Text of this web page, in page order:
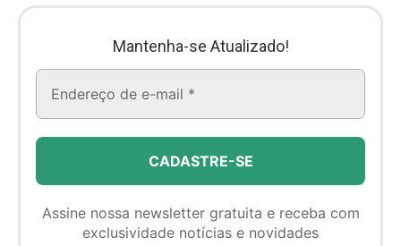
Mantenha-se Atualizado!
Assine nossa newsletter gratuita e receba com
exclusividade notícias e novidades